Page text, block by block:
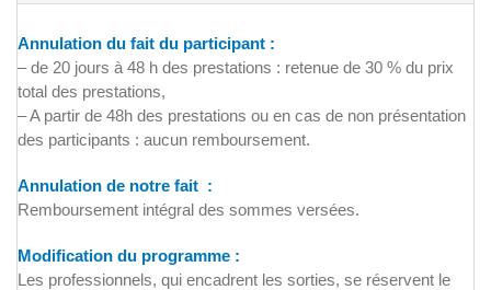
Annulation du fait du participant :
– de 20 jours à 48 h des prestations : retenue de 30 % du prix
total des prestations,
– A partir de 48h des prestations ou en cas de non présentation
des participants : aucun remboursement.
Annulation de notre fait :
Remboursement intégral des sommes versées.
Modification du programme :
Les professionnels, qui encadrent les sorties, se réservent le